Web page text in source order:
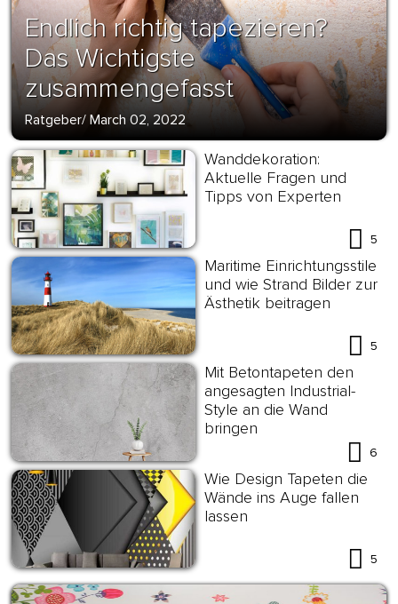
Endlich richtig tapezieren?
Das Wichtigste
zusammengefasst
Ratgeber/ March 02, 2022
Wanddekoration:
Aktuelle Fragen und
Tipps von Experten
5
Maritime Einrichtungsstile
und wie Strand Bilder zur
Ästhetik beitragen
5
Mit Betontapeten den
angesagten Industrial-
Style an die Wand
bringen
6
Wie Design Tapeten die
Wände ins Auge fallen
lassen
5